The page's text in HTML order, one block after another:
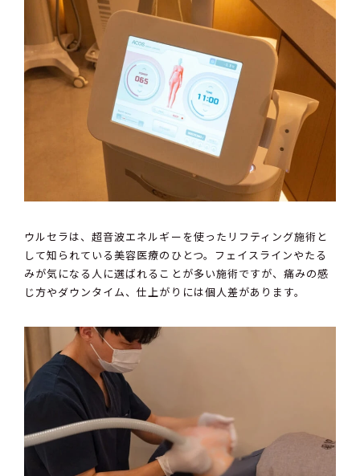
ウルセラは、超音波エネルギーを使ったリフティング施術と
して知られている美容医療のひとつ。フェイスラインやたる
みが気になる人に選ばれることが多い施術ですが、痛みの感
じ方やダウンタイム、仕上がりには個人差があります。